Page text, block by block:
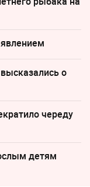
о
череду
детям